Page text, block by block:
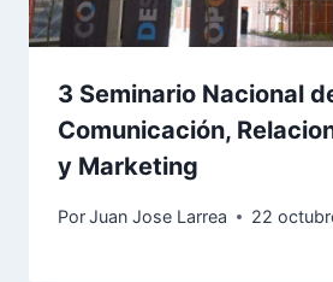
3 Seminario Nacional
Comunicación,
y Marketing
PorJuan Jose Larrea 22